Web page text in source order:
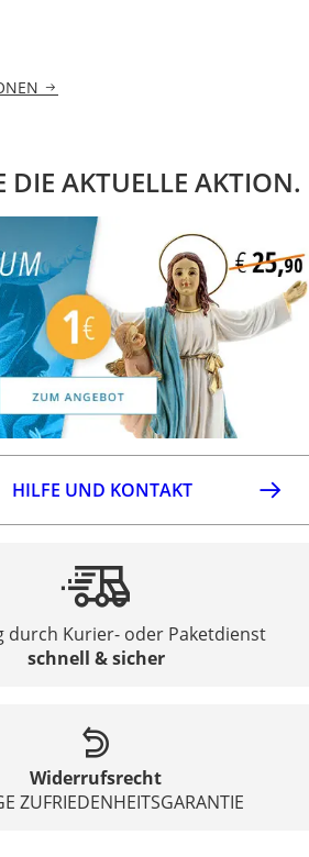
DIE AKTUELLE AKTION.
HILFE UND KONTAKT
durch Kurier- oder Paketdienst
schnell & sicher
Widerrufsrecht
ZUFRIEDENHEITSGARANTIE